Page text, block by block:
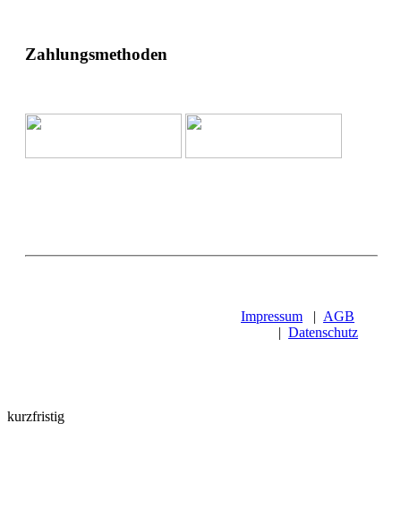
Zahlungsmethoden
Impressum | AGB
| Datenschutz
kurzfristig